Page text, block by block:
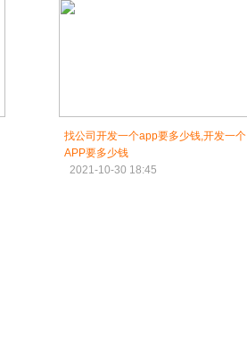
找公司开发一个app要多少钱,开发一个
APP要多少钱
2021-10-30 18:45